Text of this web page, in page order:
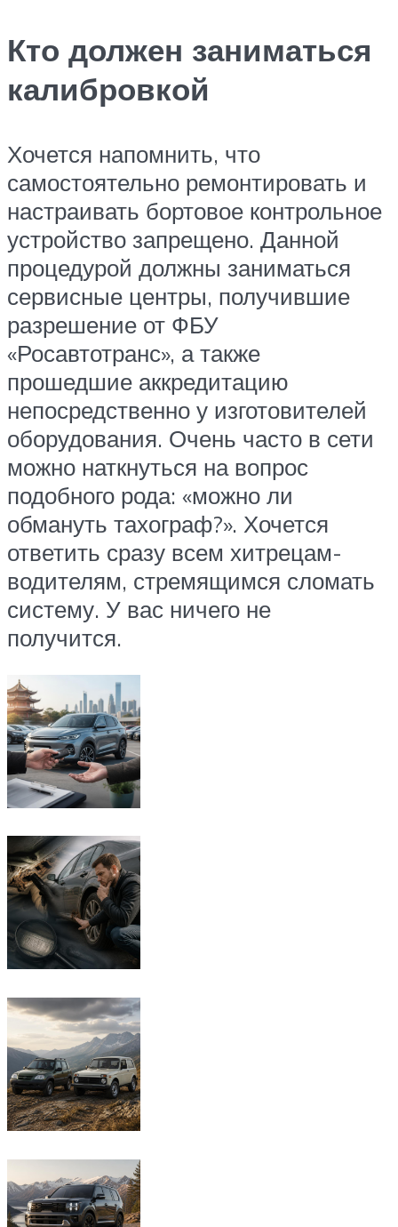
Кто должен заниматься
калибровкой
Хочется напомнить, что
самостоятельно ремонтировать и
настраивать бортовое контрольное
устройство запрещено. Данной
процедурой должны заниматься
сервисные центры, получившие
разрешение от ФБУ
«Росавтотранс», а также
прошедшие аккредитацию
непосредственно у изготовителей
оборудования. Очень часто в сети
можно наткнуться на вопрос
подобного рода: «можно ли
обмануть тахограф?». Хочется
ответить сразу всем хитрецам-
водителям, стремящимся сломать
систему. У вас ничего не
получится.